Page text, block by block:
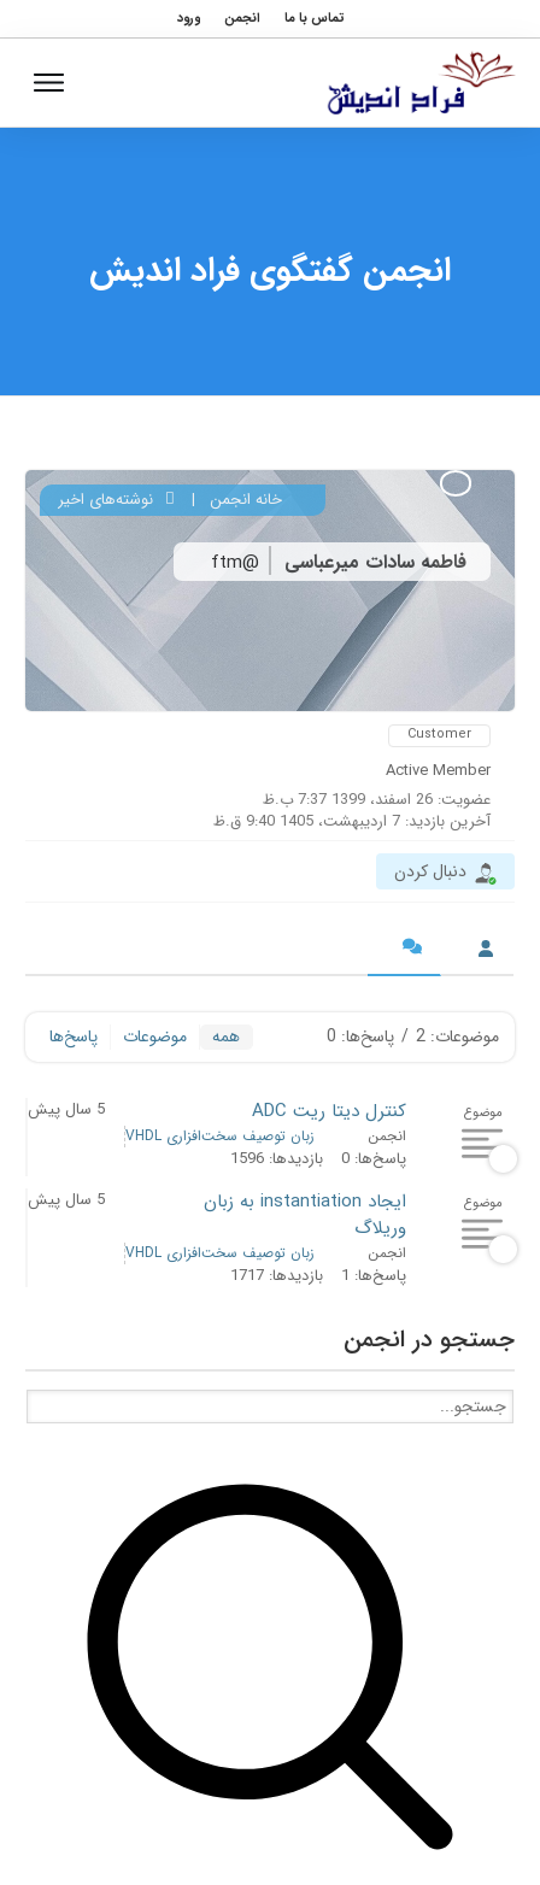
تماس با ما انجمن ورود
انجمن گفتگوی فراد اندیش
فاطمه سادات میرعباسی @ftm
خانه انجمن | نوشته‌های اخیر
Customer
Active Member
عضویت: 26 اسفند، 1399 7:37 ب.ظ
آخرین بازدید: 7 اردیبهشت، 1405 9:40 ق.ظ
دنبال کردن
موضوعات: 2 / پاسخ‌ها: 0 همه موضوعات پاسخ‌ها
موضوع کنترل دیتا ریت ADC 5 سال پیش
انجمن زبان توصیف سخت‌افزاری VHDL
پاسخ‌ها: 0 بازدیدها: 1596
موضوع
ایجاد instantiation به زبان
وریلاگ
5 سال پیش
انجمن زبان توصیف سخت‌افزاری VHDL
پاسخ‌ها: 1 بازدیدها: 1717
جستجو در انجمن